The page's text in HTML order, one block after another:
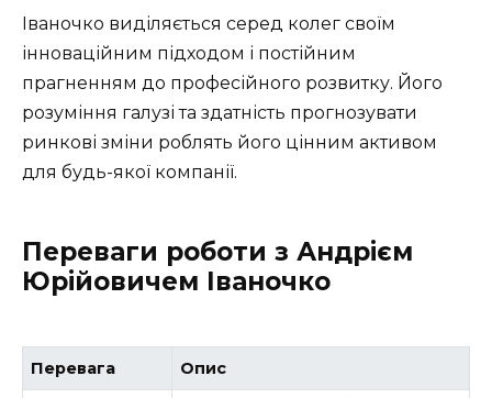
Іваночко виділяється серед колег своїм
інноваційним підходом і постійним
прагненням до професійного розвитку. Його
розуміння галузі та здатність прогнозувати
ринкові зміни роблять його цінним активом
для будь-якої компанії.
Переваги роботи з Андрієм
Юрійовичем Іваночко
Перевага Опис